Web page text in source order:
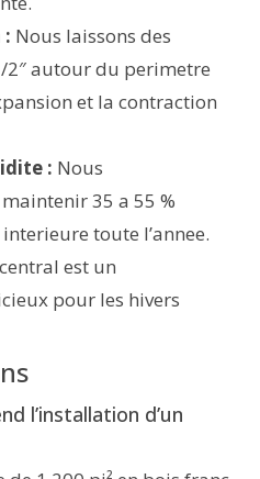
: Nous laissons des
2″ autour du perimetre
et la contraction
: Nous
35 a 55 %
toute l’annee.
est un
pour les hivers
l’installation d’un